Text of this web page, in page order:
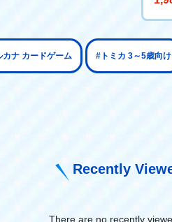
カナ カードゲーム #トミカ 3～5歳向け
Recently
There are no recently